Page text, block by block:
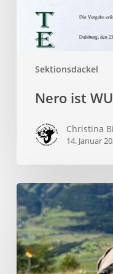
Sektionsdackel
Nero ist
Christina
14. Januar